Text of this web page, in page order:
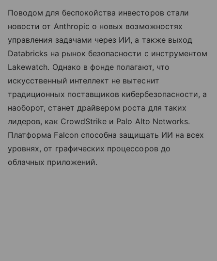
Поводом для беспокойства инвесторов стали
новости от Anthropic о новых возможностях
управления задачами через ИИ, а также выход
Databricks на рынок безопасности с инструментом
Lakewatch. Однако в фонде полагают, что
искусственный интеллект не вытеснит
традиционных поставщиков кибербезопасности, а
наоборот, станет драйвером роста для таких
лидеров, как CrowdStrike и Palo Alto Networks.
Платформа Falcon способна защищать ИИ на всех
уровнях, от графических процессоров до
облачных приложений.